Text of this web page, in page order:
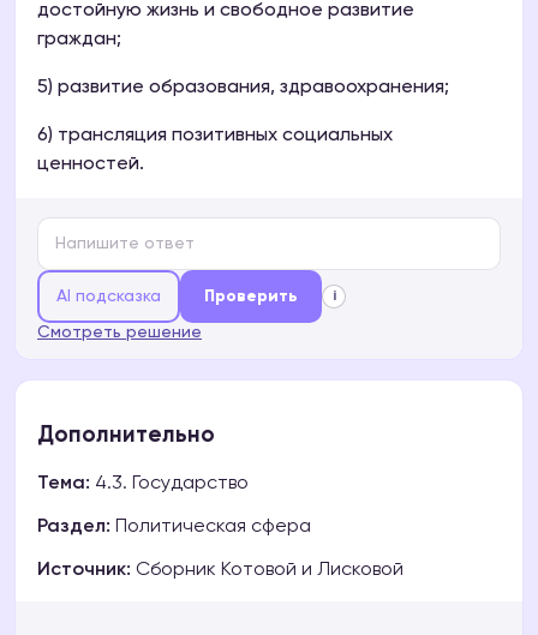
достойную жизнь и свободное развитие
граждан;
5) развитие образования, здравоохранения;
6) трансляция позитивных социальных
ценностей.
AI подсказка Проверить i
Смотреть решение
Дополнительно
Тема: 4.3. Государство
Раздел: Политическая сфера
Источник: Сборник Котовой и Лисковой